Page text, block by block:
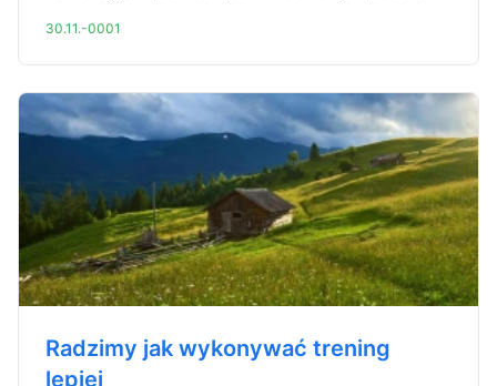
30.11.-0001
Radzimy jak wykonywać trening
lepiej